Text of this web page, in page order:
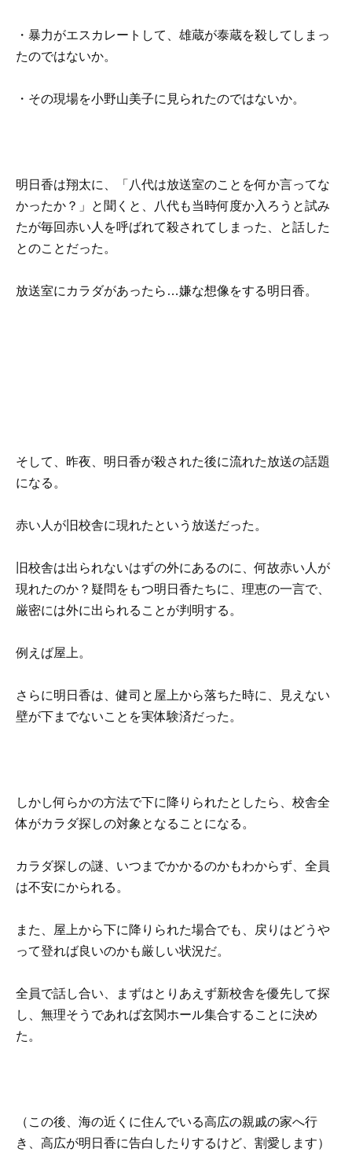
・暴力がエスカレートして、雄蔵が泰蔵を殺してしまっ
たのではないか。
・その現場を小野山美子に見られたのではないか。
明日香は翔太に、「八代は放送室のことを何か言ってな
かったか？」と聞くと、八代も当時何度か入ろうと試み
たが毎回赤い人を呼ばれて殺されてしまった、と話した
とのことだった。
放送室にカラダがあったら…嫌な想像をする明日香。
そして、昨夜、明日香が殺された後に流れた放送の話題
になる。
赤い人が旧校舎に現れたという放送だった。
旧校舎は出られないはずの外にあるのに、何故赤い人が
現れたのか？疑問をもつ明日香たちに、理恵の一言で、
厳密には外に出られることが判明する。
例えば屋上。
さらに明日香は、健司と屋上から落ちた時に、見えない
壁が下までないことを実体験済だった。
しかし何らかの方法で下に降りられたとしたら、校舎全
体がカラダ探しの対象となることになる。
カラダ探しの謎、いつまでかかるのかもわからず、全員
は不安にかられる。
また、屋上から下に降りられた場合でも、戻りはどうや
って登れば良いのかも厳しい状況だ。
全員で話し合い、まずはとりあえず新校舎を優先して探
し、無理そうであれば玄関ホール集合することに決め
た。
（この後、海の近くに住んでいる高広の親戚の家へ行
き、高広が明日香に告白したりするけど、割愛します）